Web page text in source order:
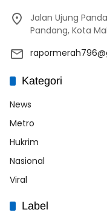
Jalan Ujung
Pandang, Kota
Kategori
News
Metro
Hukrim
Nasional
Viral
Label